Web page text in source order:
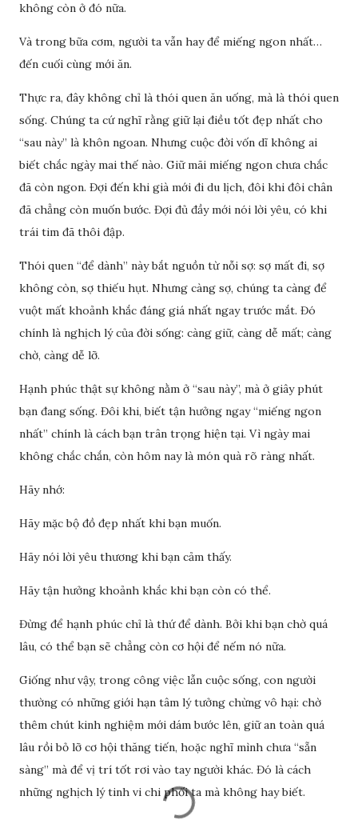
không còn ở đó nữa.
Và trong bữa cơm, người ta vẫn hay để miếng ngon nhất…
đến cuối cùng mới ăn.
Thực ra, đây không chỉ là thói quen ăn uống, mà là thói quen
sống. Chúng ta cứ nghĩ rằng giữ lại điều tốt đẹp nhất cho
“sau này” là khôn ngoan. Nhưng cuộc đời vốn dĩ không ai
biết chắc ngày mai thế nào. Giữ mãi miếng ngon chưa chắc
đã còn ngon. Đợi đến khi già mới đi du lịch, đôi khi đôi chân
đã chẳng còn muốn bước. Đợi đủ đầy mới nói lời yêu, có khi
trái tim đã thôi đập.
Thói quen “để dành” này bắt nguồn từ nỗi sợ: sợ mất đi, sợ
không còn, sợ thiếu hụt. Nhưng càng sợ, chúng ta càng để
vuột mất khoảnh khắc đáng giá nhất ngay trước mắt. Đó
chính là nghịch lý của đời sống: càng giữ, càng dễ mất; càng
chờ, càng dễ lỡ.
Hạnh phúc thật sự không nằm ở “sau này”, mà ở giây phút
bạn đang sống. Đôi khi, biết tận hưởng ngay “miếng ngon
nhất” chính là cách bạn trân trọng hiện tại. Vì ngày mai
không chắc chắn, còn hôm nay là món quà rõ ràng nhất.
Hãy nhớ:
Hãy mặc bộ đồ đẹp nhất khi bạn muốn.
Hãy nói lời yêu thương khi bạn cảm thấy.
Hãy tận hưởng khoảnh khắc khi bạn còn có thể.
Đừng để hạnh phúc chỉ là thứ để dành. Bởi khi bạn chờ quá
lâu, có thể bạn sẽ chẳng còn cơ hội để nếm nó nữa.
Giống như vậy, trong công việc lẫn cuộc sống, con người
thường có những giới hạn tâm lý tưởng chừng vô hại: chờ
thêm chút kinh nghiệm mới dám bước lên, giữ an toàn quá
lâu rồi bỏ lỡ cơ hội thăng tiến, hoặc nghĩ mình chưa “sẵn
sàng” mà để vị trí tốt rơi vào tay người khác. Đó là cách
những nghịch lý tinh vi chi phối ta mà không hay biết.